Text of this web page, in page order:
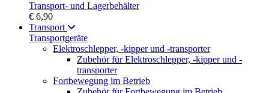
Transport- und Lagerbehälter
€ 6,90
Transport
Transportgeräte
Elektroschlepper, -kipper und -transporter
Zubehör für Elektroschlepper, -kipper und -
transporter
Fortbewegung im Betrieb